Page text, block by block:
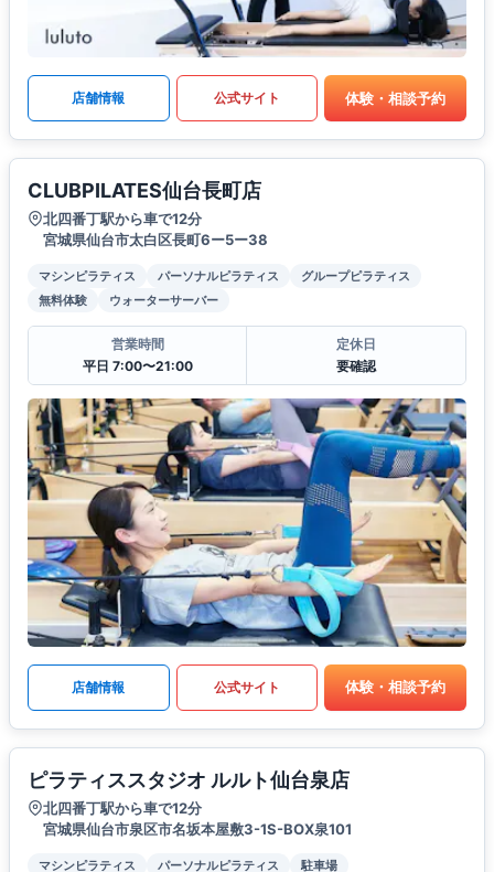
店舗情報 公式サイト 体験・相談予約
CLUBPILATES仙台長町店
北四番丁駅から車で12分
宮城県仙台市太白区長町6ー5ー38
マシンピラティス パーソナルピラティス
グループピラティス
無料体験
ウォーターサーバー
営業時間
平日 7:00〜21:00
定休日
要確認
店舗情報 公式サイト 体験・相談予約
ピラティススタジオ ルルト仙台泉店
北四番丁駅から車で12分
宮城県仙台市泉区市名坂本屋敷3-1S-BOX泉101
マシンピラティス パーソナルピラティス
駐車場